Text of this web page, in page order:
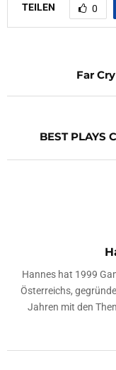
TEILEN 0
Far
BEST
Hannes hat 1999
Österreichs,
Jahren mit den